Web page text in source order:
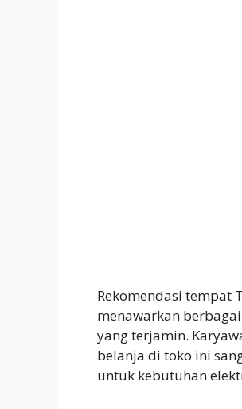
Rekomendasi tempat
menawarkan
yang terjamin.
belanja di toko ini
untuk kebutuhan